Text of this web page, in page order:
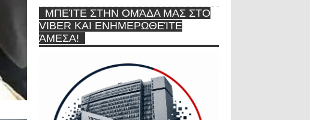
ΜΠΕΊΤΕ ΣΤΗΝ ΟΜΆΔΑ ΜΑΣ ΣΤΟ
VIBER ΚΑΙ ΕΝΗΜΕΡΩΘΕΊΤΕ
ΆΜΕΣΑ!